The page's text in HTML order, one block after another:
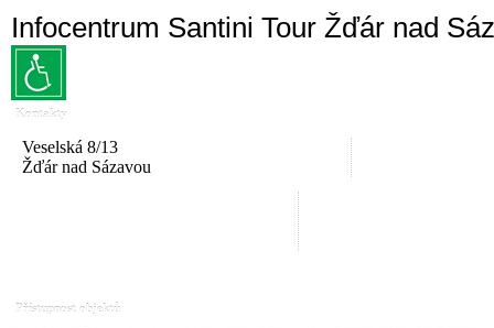
Infocentrum Santini Tour Žďár nad
Kontakty
Veselská 8/13
Žďár nad Sázavou
Přístupnost objektů